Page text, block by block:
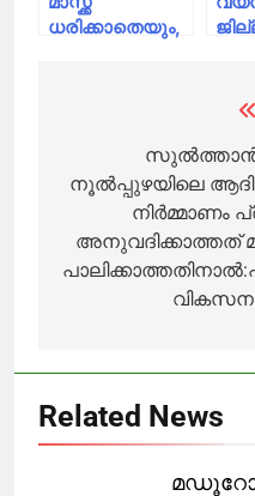
ധരിക്കാതെയും,
സുൽത്താൻ
ബത്തേരി
പോലീസ് അറസ്റ്റ്
ചെയ്തു
navigationസുൽത്താൻ
നൂൽപ്പുഴയിലെ
നിര്‍മ്മാണം
അനുവദിക്കാത്തത്
Related News